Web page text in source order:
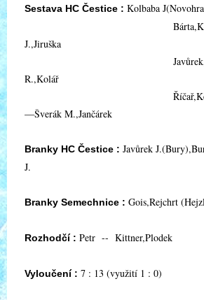
Sestava HC Čestice : Kolbaba
J.,Jiruška
R.,Kolář
Říčař,Kopecký
—Šverák M.,Jančárek
Branky HC Čestice : Javůrek
J.
Branky Semechnice : Gois,Rejchrt
Rozhodčí : Petr -- Kittner,Plodek
Vyloučení : 7 : 13 (využití 1 : 0)